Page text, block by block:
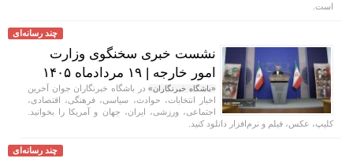
است.
چند رسانه‌ای
نشست خبری سخنگوی وزارت
امور خارجه | ۱۹ مردادماه ۱۴۰۵
«باشگاه خبرنگاران»در باشگاه خبرنگاران جوان آخرین
اخبار انتخابات، حوادث، سیاسی، فرهنگی، اقتصادی،
اجتماعی، ورزشی، ایران، جهان و آمریکا را بخوانید.
کلیپ، عکس، فیلم و نرم‌افزار دانلود کنید.
چند رسانه‌ای